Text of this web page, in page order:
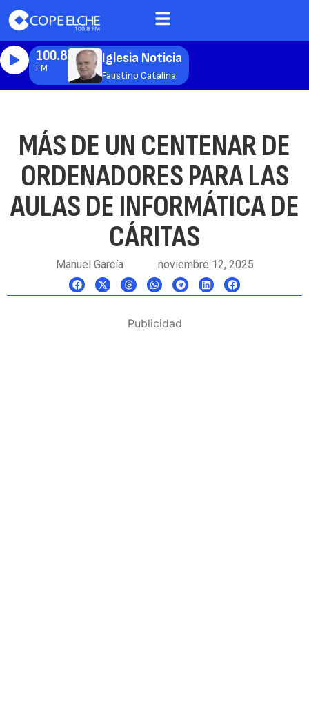
100.8
FM
Iglesia Noticia
Faustino Catalina
MÁS DE UN CENTENAR DE
ORDENADORES PARA LAS
AULAS DE INFORMÁTICA DE
CÁRITAS
Manuel García noviembre 12, 2025
Publicidad